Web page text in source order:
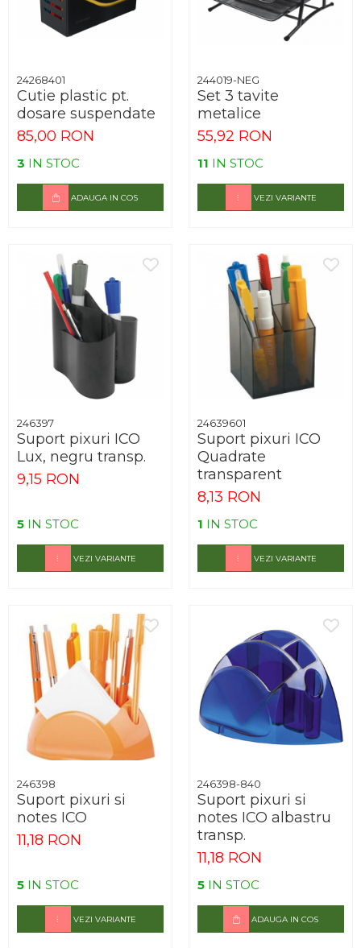
Arhivare
Bibliorafturi, Alonje
Capsatoare, Decapsatoare
Capse pt capsatoare
Perforatoare
Ambalare
24268401
Cutie plastic pt.
dosare suspendate
85,00 RON
3 IN STOC
ADAUGA IN COS
244019-NEG
Set 3 tavite
metalice
55,92 RON
11 IN STOC
VEZI VARIANTE
246397
Suport pixuri ICO
Lux, negru transp.
9,15 RON
5 IN STOC
VEZI VARIANTE
24639601
Suport pixuri ICO
Quadrate
transparent
8,13 RON
1 IN STOC
VEZI VARIANTE
246398
Suport pixuri si
notes ICO
11,18 RON
5 IN STOC
VEZI VARIANTE
246398-840
Suport pixuri si
notes ICO albastru
transp.
11,18 RON
5 IN STOC
ADAUGA IN COS